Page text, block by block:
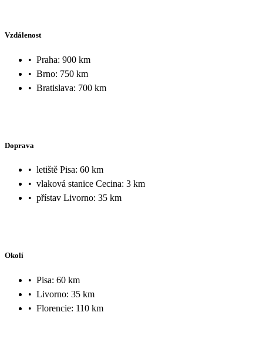
Vzdálenost
• Praha: 900 km
• Brno: 750 km
• Bratislava: 700 km
Doprava
• letiště Pisa: 60 km
• vlaková stanice Cecina: 3 km
• přístav Livorno: 35 km
Okolí
• Pisa: 60 km
• Livorno: 35 km
• Florencie: 110 km